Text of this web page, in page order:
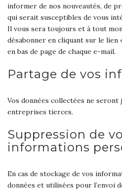
informer de nos nouveautés, de
qui serait susceptibles de vous
Il vous sera toujours et à tout
désabonner en cliquant sur le lien
en bas de page de chaque e-mail.
Partage de vos
Vos données collectées ne seront
entreprises tierces.
Suppression de
informations
En cas de stockage de vos
données et utilisées pour l’envoi